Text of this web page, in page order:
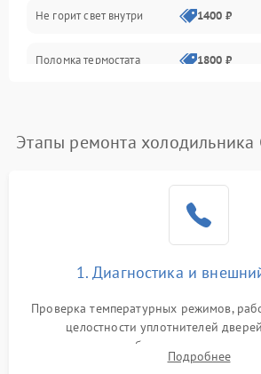
Не горит свет внутри 1400 ₽
Поломка термостата 1800 ₽
Поломка системы No Frost 2600 ₽
работе
2000 ₽
1000 ₽
Этапы ремонта
1. Диагностика и
Проверка температурных режимов,
целостности уплотнителей
сопротивления обмоток мотора,
считывание кодов ошибок с
Подробнее